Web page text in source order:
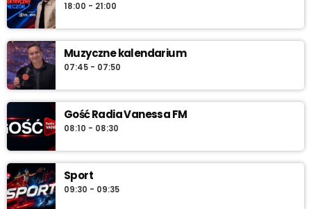
18:00 - 21:00
Muzyczne kalendarium
07:45 - 07:50
Gość Radia Vanessa FM
08:10 - 08:30
Sport
09:30 - 09:35